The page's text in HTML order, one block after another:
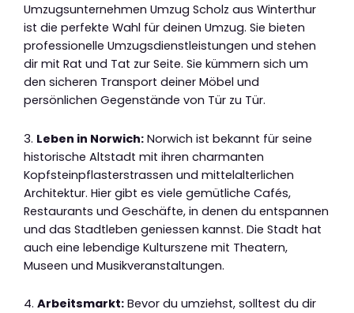
Umzugsunternehmen Umzug Scholz aus Winterthur
ist die perfekte Wahl für deinen Umzug. Sie bieten
professionelle Umzugsdienstleistungen und stehen
dir mit Rat und Tat zur Seite. Sie kümmern sich um
den sicheren Transport deiner Möbel und
persönlichen Gegenstände von Tür zu Tür.
3. Leben in Norwich: Norwich ist bekannt für seine
historische Altstadt mit ihren charmanten
Kopfsteinpflasterstrassen und mittelalterlichen
Architektur. Hier gibt es viele gemütliche Cafés,
Restaurants und Geschäfte, in denen du entspannen
und das Stadtleben geniessen kannst. Die Stadt hat
auch eine lebendige Kulturszene mit Theatern,
Museen und Musikveranstaltungen.
4. Arbeitsmarkt: Bevor du umziehst, solltest du dir